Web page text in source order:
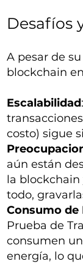
Desafíos
A pesar de
blockchain
Escalabilidad
costo) sigue
aún están
la blockchain
todo,
Consumo de
Prueba de
consumen
energía, lo